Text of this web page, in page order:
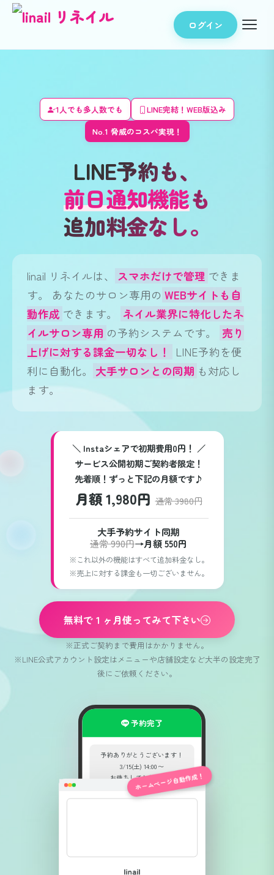
ログイン
1人でも多人数でも
LINE完結！WEB版込み
No.1 脅威のコスパ実現！
linail（リネイル）-
LINE予約も、
前日通知機能も
追加料金なし。
linail リネイルは、 スマホだけで管理 できま
す。
あなたのサロン専用の WEBサイトも自
動作成 できます。
ネイル業界に特化したネ
イルサロン専用 の予約システムです。
売り
上げに対する課金一切なし！
LINE予約を便
利に自動化。
大手サロンとの同期 も対応し
ます。
＼ Instaシェアで初期費用0円！ ／
サービス公開初期ご契約者限定！
先着順！ずっと下記の月額です♪
月額 1,980円 通常 3980円
大手予約サイト同期
通常 990円→月額 550円
※これ以外の機能はすべて追加料金なし。
※売上に対する課金も一切ございません。
無料で１ヶ月使ってみて下さい
※正式ご契約まで費用はかかりません。
※LINE公式アカウント設定はメニューや店舗設定など大半の設定完了
後にご依頼ください。
予約完了
予約ありがとうございます！
3/15(土) 14:00〜
お待ちしております💅
ホームページ自動作成！
linail